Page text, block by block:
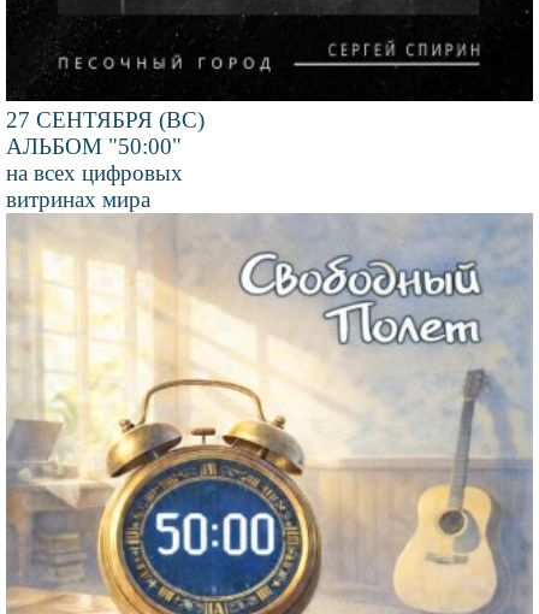
27 СЕНТЯБРЯ (ВС)
АЛЬБОМ "50:00"
на всех цифровых
витринах мира
изображения